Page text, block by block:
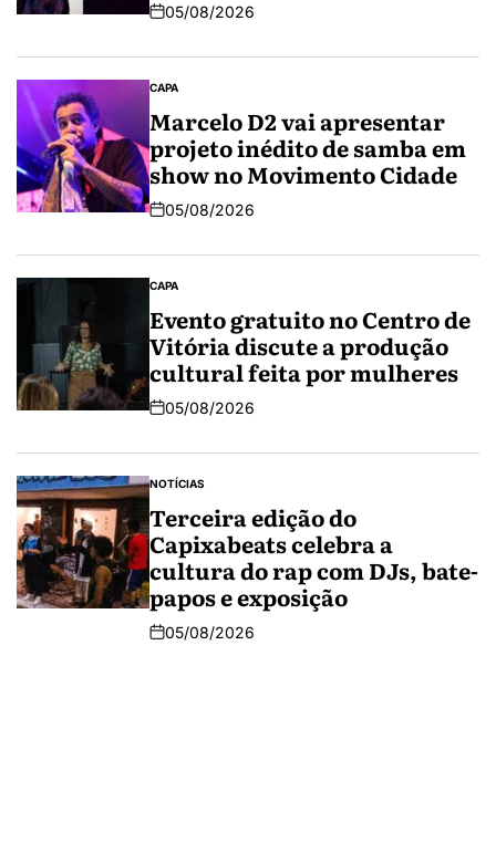
05/08/2026
CAPA
Marcelo D2 vai apresentar
projeto inédito de samba em
show no Movimento Cidade
05/08/2026
CAPA
Evento gratuito no Centro de
Vitória discute a produção
cultural feita por mulheres
05/08/2026
NOTÍCIAS
Terceira edição do
Capixabeats celebra a
cultura do rap com DJs, bate-
papos e exposição
05/08/2026